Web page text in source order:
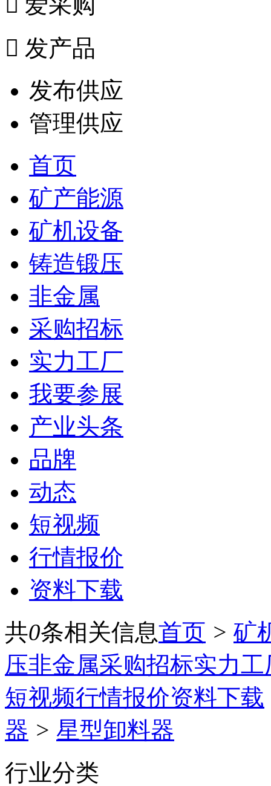
 发产品
发布供应
管理供应
首页
矿产能源
矿机设备
铸造锻压
非金属
采购招标
实力工厂
我要参展
产业头条
品牌
动态
短视频
行情报价
资料下载
共0条相关信息首页 > 矿
压非金属采购招标实力工
短视频行情报价资料下载
器 > 星型卸料器
行业分类